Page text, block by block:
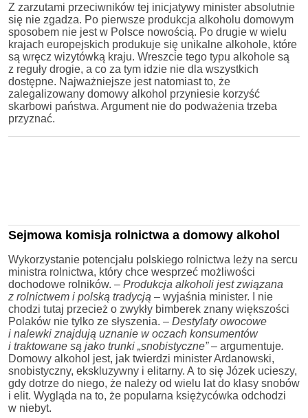
Z zarzutami przeciwników tej inicjatywy minister absolutnie
się nie zgadza. Po pierwsze produkcja alkoholu domowym
sposobem nie jest w Polsce nowością. Po drugie w wielu
krajach europejskich produkuje się unikalne alkohole, które
są wręcz wizytówką kraju. Wreszcie tego typu alkohole są
z reguły drogie, a co za tym idzie nie dla wszystkich
dostępne. Najważniejsze jest natomiast to, że
zalegalizowany domowy alkohol przyniesie korzyść
skarbowi państwa. Argument nie do podważenia trzeba
przyznać.
Sejmowa komisja rolnictwa a domowy alkohol
Wykorzystanie potencjału polskiego rolnictwa leży na sercu
ministra rolnictwa, który chce wesprzeć możliwości
dochodowe rolników. – Produkcja alkoholi jest związana
z rolnictwem i polską tradycją – wyjaśnia minister. I nie
chodzi tutaj przecież o zwykły bimberek znany większości
Polaków nie tylko ze słyszenia. – Destylaty owocowe
i nalewki znajdują uznanie w oczach konsumentów
i traktowane są jako trunki „snobistyczne” – argumentuje.
Domowy alkohol jest, jak twierdzi minister Ardanowski,
snobistyczny, ekskluzywny i elitarny. A to się Józek ucieszy,
gdy dotrze do niego, że należy od wielu lat do klasy snobów
i elit. Wygląda na to, że popularna księżycówka odchodzi
w niebyt.